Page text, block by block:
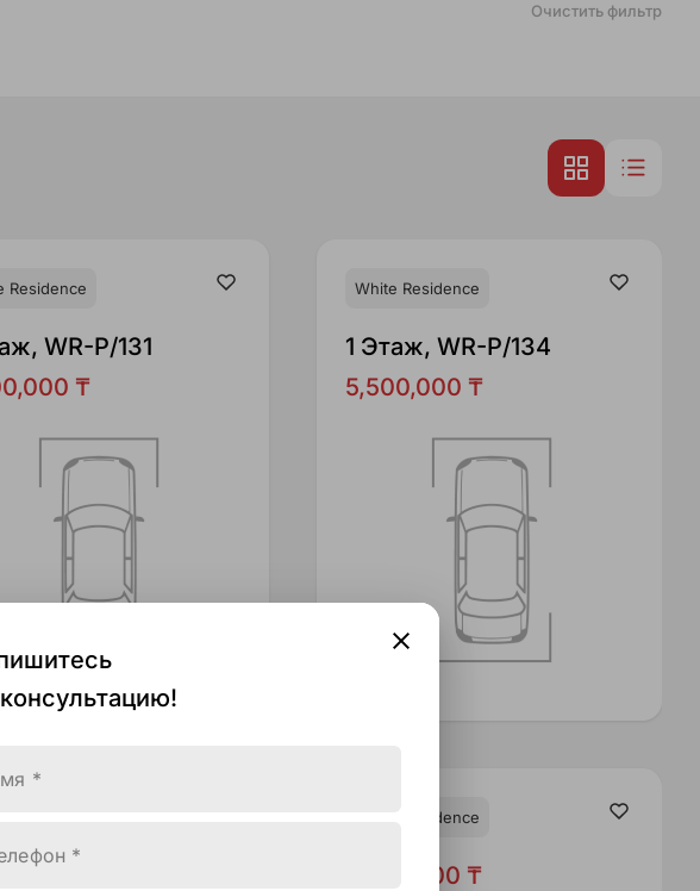
Очистить фильтр
Residence
WR-P/131
₸
White Residence
1 Этаж, WR-P/134
5,500,000 ₸
₸
White Residence
5,535,000 ₸
*
*